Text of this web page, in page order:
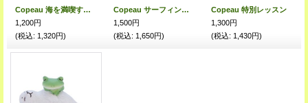
Copeau 海を満喫するコポミ
1,200円
(税込: 1,320円)
Copeau サーフィンをるカエルとクマ
1,500円
(税込: 1,650円)
Copeau 特別レッスン
1,300円
(税込: 1,430円)